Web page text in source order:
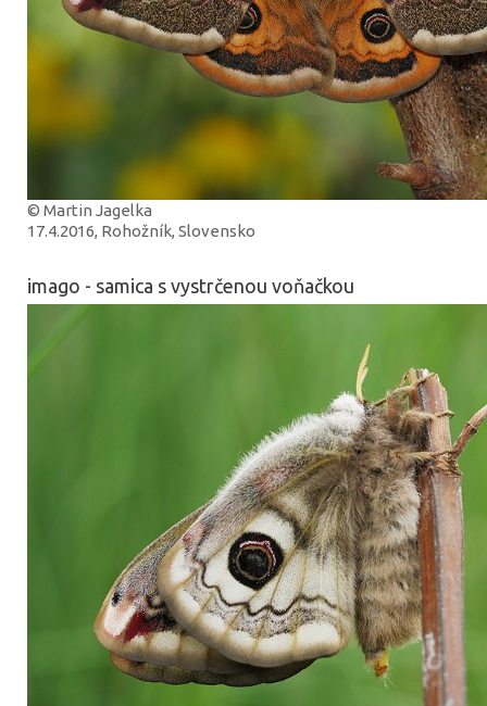
© Martin Jagelka
17.4.2016, Rohožník, Slovensko
imago - samica s vystrčenou voňačkou